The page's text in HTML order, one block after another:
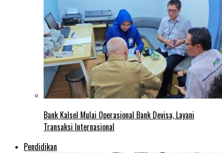
Bank Kalsel Mulai Operasional Bank Devisa, Layani
Transaksi Internasional
Pendidikan